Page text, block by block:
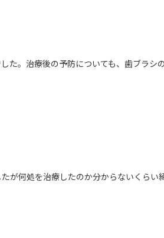
た。治療後の予防についても、歯ブラシ
が何処を治療したのか分からないくらい